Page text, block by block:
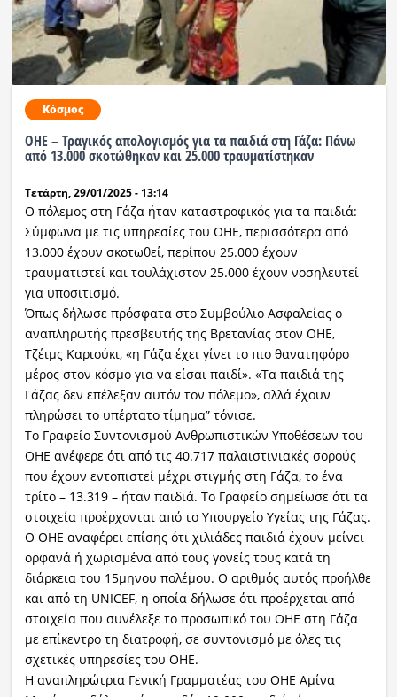
Κόσμος
ΟΗΕ – Τραγικός απολογισμός για τα παιδιά στη Γάζα: Πάνω
από 13.000 σκοτώθηκαν και 25.000 τραυματίστηκαν
Τετάρτη, 29/01/2025 - 13:14
Ο πόλεμος στη Γάζα ήταν καταστροφικός για τα παιδιά:
Σύμφωνα με τις υπηρεσίες του ΟΗΕ, περισσότερα από
13.000 έχουν σκοτωθεί, περίπου 25.000 έχουν
τραυματιστεί και τουλάχιστον 25.000 έχουν νοσηλευτεί
για υποσιτισμό.
Όπως δήλωσε πρόσφατα στο Συμβούλιο Ασφαλείας ο
αναπληρωτής πρεσβευτής της Βρετανίας στον ΟΗΕ,
Τζέιμς Καριούκι, «η Γάζα έχει γίνει το πιο θανατηφόρο
μέρος στον κόσμο για να είσαι παιδί». «Τα παιδιά της
Γάζας δεν επέλεξαν αυτόν τον πόλεμο», αλλά έχουν
πληρώσει το υπέρτατο τίμημα” τόνισε.
Το Γραφείο Συντονισμού Ανθρωπιστικών Υποθέσεων του
ΟΗΕ ανέφερε ότι από τις 40.717 παλαιστινιακές σορούς
που έχουν εντοπιστεί μέχρι στιγμής στη Γάζα, το ένα
τρίτο – 13.319 – ήταν παιδιά. Το Γραφείο σημείωσε ότι τα
στοιχεία προέρχονται από το Υπουργείο Υγείας της Γάζας.
Ο ΟΗΕ αναφέρει επίσης ότι χιλιάδες παιδιά έχουν μείνει
ορφανά ή χωρισμένα από τους γονείς τους κατά τη
διάρκεια του 15μηνου πολέμου. Ο αριθμός αυτός προήλθε
και από τη UNICEF, η οποία δήλωσε ότι προέρχεται από
στοιχεία που συνέλεξε το προσωπικό του ΟΗΕ στη Γάζα
με επίκεντρο τη διατροφή, σε συντονισμό με όλες τις
σχετικές υπηρεσίες του ΟΗΕ.
Η αναπληρώτρια Γενική Γραμματέας του ΟΗΕ Αμίνα